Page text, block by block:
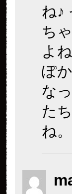
ね♪
ち
よ
ぽ
な
た
ね。